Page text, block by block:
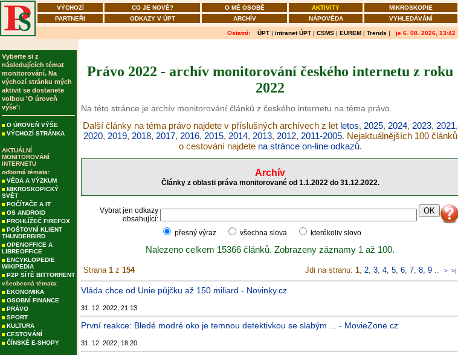
VÝCHOZÍ CO JE NOVÉ? O MÉ OSOBĚ AKTIVITY
MIKROSKOPIE
PARTNEŘI
ODKAZY V ÚPT ARCHÍV NÁPOVĚDA VYHLEDÁVÁNÍ
Ostatní: ÚPT | intranet ÚPT | CSMS | EUREM | Trends | je 6. 08. 2026, 13:42
Vyberte si z
následujících témat
monitorování. Na
výchozí stránku mých
aktivit se dostanete
volbou 'O úroveň
výše':
O ÚROVEŇ VÝŠE
VÝCHOZÍ STRÁNKA
AKTUÁLNÍ
MONITOROVÁNÍ
INTERNETU
odborná témata:
VĚDA A VÝZKUM
MIKROSKOPICKÝ
SVĚT
POČÍTAČE A IT
OS ANDROID
PROHLÍŽEČ FIREFOX
POŠTOVNÍ KLIENT
THUNDERBIRD
OPENOFFICE A
LIBREOFFICE
ENCYKLOPEDIE
WIKIPEDIA
P2P SÍTĚ BITTORRENT
všeobecná témata:
EKONOMIKA
OSOBNÍ FINANCE
PRÁVO
SPORT
KULTURA
CESTOVÁNÍ
ČÍNSKÉ E-SHOPY
Právo 2022 - archív monitorování českého internetu z roku
2022
Na této stránce je archív monitorování článků z českého internetu na téma právo.
Další články na téma právo najdete v příslušných archívech z let letos, 2025, 2024, 2023, 2021,
2020, 2019, 2018, 2017, 2016, 2015, 2014, 2013, 2012, 2011-2005. Nejaktuálnějších 100 článků
o cestování najdete na stránce on-line odkazů.
Archív
Články z oblasti práva monitorované od 1.1.2022 do 31.12.2022.
Vybrat jen odkazy
obsahující:
přesný výraz
všechna slova kterékoliv slovo
Nalezeno celkem 15366 článků. Zobrazeny záznamy 1 až 100.
Strana 1 z 154 Jdi na stranu: 1, 2, 3, 4, 5, 6, 7, 8, 9 .. > >|
Vláda chce od Unie půjčku až 150 miliard - Novinky.cz
31. 12. 2022, 21:13
První reakce: Bledé modré oko je temnou detektivkou se slabým ... - MovieZone.cz
31. 12. 2022, 18:20